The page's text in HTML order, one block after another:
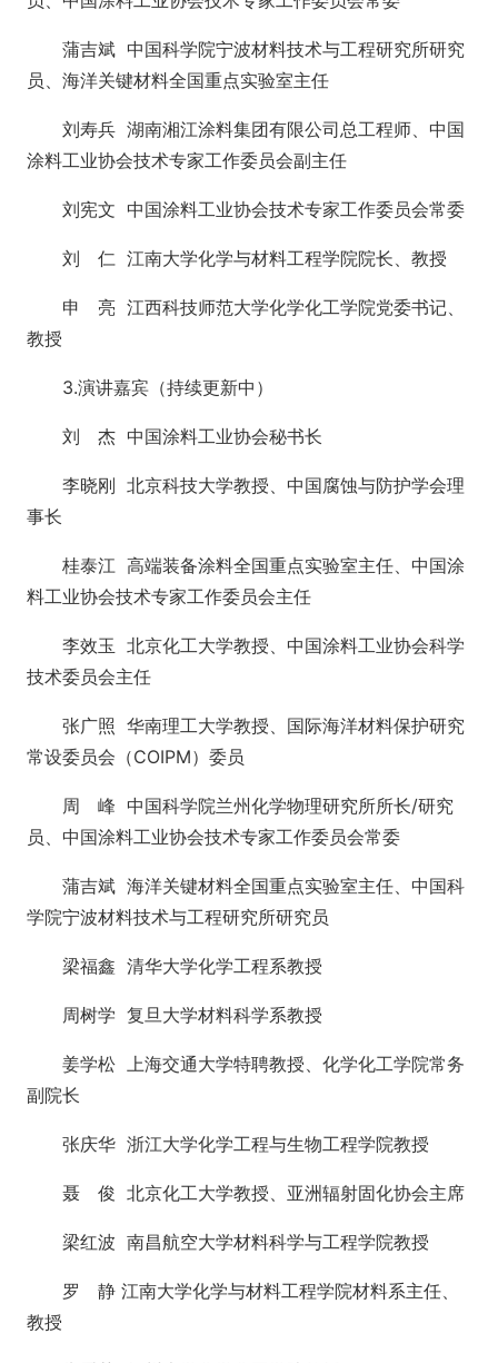
蒲吉斌 中国科学院宁波材料技术与工程研究所研究
员‌、海洋关键材料全国重点实验室主任
刘寿兵 湖南湘江涂料集团有限公司总工程师、中国
涂料工业协会技术专家工作委员会副主任
刘宪文 中国涂料工业协会技术专家工作委员会常委
刘 仁 江南大学化学与材料工程学院院长、教授
申 亮 江西科技师范大学化学化工学院党委书记、
教授
3.演讲嘉宾（持续更新中）
刘 杰 中国涂料工业协会秘书长
李晓刚 北京科技大学教授、中国腐蚀与防护学会理
事长
桂泰江 高端装备涂料全国重点实验室主任、中国涂
料工业协会技术专家工作委员会主任
李效玉 北京化工大学教授、中国涂料工业协会科学
技术委员会主任
张广照 华南理工大学教授、国际海洋材料保护研究
常设委员会（COIPM）委员
周 峰 中国科学院兰州化学物理研究所所长/研究
员、中国涂料工业协会技术专家工作委员会常委
蒲吉斌 海洋关键材料全国重点实验室主任、中国科
学院宁波材料技术与工程研究所研究员
梁福鑫 清华大学化学工程系教授
周树学 复旦大学材料科学系教授
姜学松 上海交通大学特聘教授、化学化工学院常务
副院长
张庆华 浙江大学化学工程与生物工程学院教授
聂 俊 北京化工大学教授、亚洲辐射固化协会主席
梁红波 南昌航空大学材料科学与工程学院教授
罗 静 江南大学化学与材料工程学院材料系主任、
教授